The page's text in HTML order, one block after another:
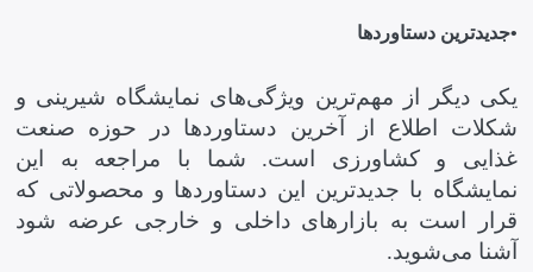
•جدیدترین دستاورد‌ها
یکی دیگر از مهم‌ترین ویژگی‌های نمایشگاه شیرینی و
شکلات اطلاع از آخرین دستاوردها در حوزه صنعت
غذایی و کشاورزی است. شما با مراجعه به این
نمایشگاه با جدیدترین این دستاوردها و محصولاتی که
قرار است به بازارهای داخلی و خارجی عرضه شود
آشنا می‌شوید.